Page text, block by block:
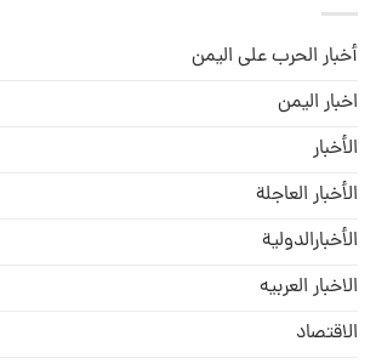
أخبار الحرب على اليمن
اخبار اليمن
الأخبار
الأخبار العاجلة
الأخبارالدولية
الاخبار العربيه
الاقتصاد